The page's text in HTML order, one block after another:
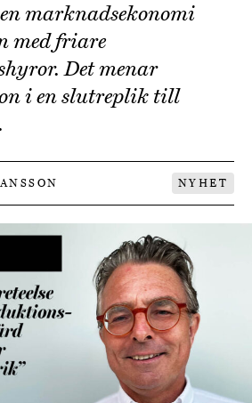
marknadsekonomi
med friare
Det menar
i en slutreplik till
NYHET